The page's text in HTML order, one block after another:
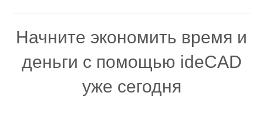
Начните экономить время и
деньги с помощью ideCAD
уже сегодня